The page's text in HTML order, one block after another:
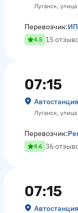
Луганск,
Перевозчик:
4.5 15
07:15
Луганск,
Перевозчик:
4.6 36
07:15